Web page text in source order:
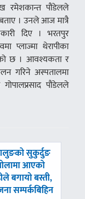
रमेशकान्त पौडेलले
। उनले आज मात्रै
दिए । भरतपुर
प्लाज्मा थेरापीका
छ । आवश्यकता र
गरिने अस्पतालमा
पौडेलले
सुकुर्दुङ
आएको
बगायो बस्ती,
सम्पर्कबिहिन